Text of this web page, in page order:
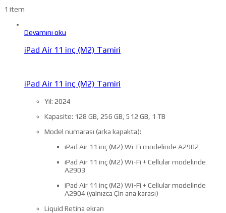
1 item
Devamını oku
iPad Air 11 inç (M2) Tamiri
iPad Air 11 inç (M2) Tamiri
Yıl: 2024
Kapasite: 128 GB, 256 GB, 512 GB, 1 TB
Model numarası (arka kapakta):
iPad Air 11 inç (M2) Wi-Fi modelinde A2902
iPad Air 11 inç (M2) Wi-Fi + Cellular modelinde
A2903
iPad Air 11 inç (M2) Wi-Fi + Cellular modelinde
A2904 (yalnızca Çin ana karası)
Liquid Retina ekran